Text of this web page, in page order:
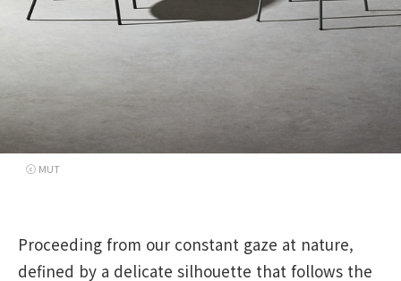
ⓒ MUT
Proceeding from our constant gaze at nature,
defined by a delicate silhouette that follows the